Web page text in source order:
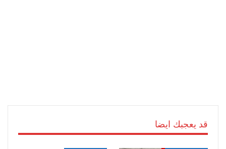
قد يعجبك ايضا